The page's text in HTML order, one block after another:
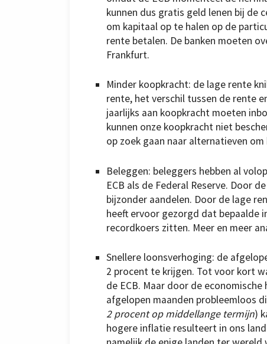
kunnen dus gratis geld lenen bij de
om kapitaal op te halen op de
rente betalen. De banken moeten
Frankfurt.
Minder koopkracht: de lage rente
rente, het verschil tussen de rente
jaarlijks aan koopkracht moeten
kunnen onze koopkracht niet
op zoek gaan naar alternatieven
Beleggen: beleggers hebben al
ECB als de Federal Reserve. Door
bijzonder aandelen. Door de lage
heeft ervoor gezorgd dat bepaalde
recordkoers zitten. Meer en meer
Snellere loonsverhoging: de
2 procent te krijgen. Tot voor kort
de ECB. Maar door de
afgelopen maanden probleemloos
2 procent op middellange termijn)
hogere inflatie resulteert in ons